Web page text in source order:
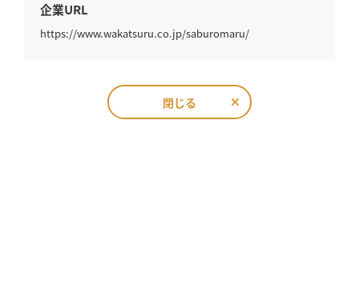
企業URL
https://www.wakatsuru.co.jp/saburomaru/
閉じる